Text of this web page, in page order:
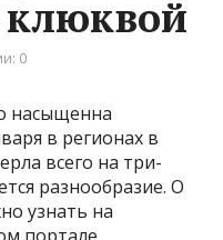
клюквой
0
насыщенна
в регионах в
всего на три-
разнообразие. О
узнать на